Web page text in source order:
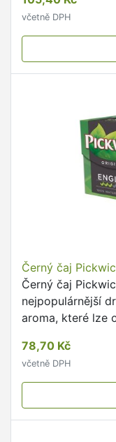
včetně DPH
Černý čaj
Černý čaj
nejpopulárnější
aroma, které lze
den Obsahuje
78,70 Kč
včetně DPH